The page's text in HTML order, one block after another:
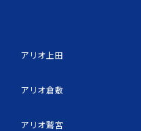
アリオ上田
アリオ倉敷
アリオ鷲宮